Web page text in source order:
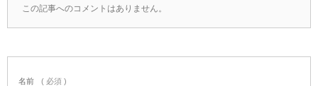
この記事へのコメントはありません。
名前 ( 必須 )